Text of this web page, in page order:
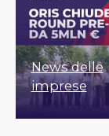
News delle
imprese